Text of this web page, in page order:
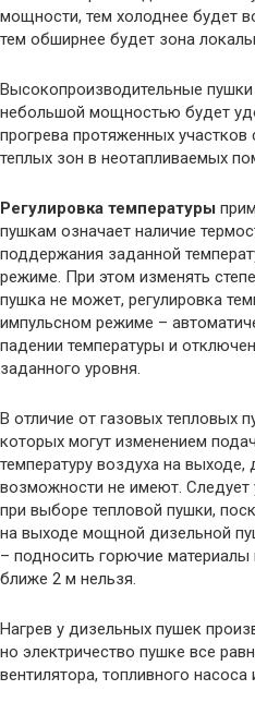
мощности, тем холоднее будет
тем обширнее будет зона
Высокопроизводительные пушки
небольшой мощностью будет
прогрева протяженных участков
теплых зон в неотапливаемых
Регулировка температуры
пушкам означает наличие
поддержания заданной
режиме. При этом изменять
пушка не может, регулировка
импульсном режиме –
падении температуры и
заданного уровня.
В отличие от газовых тепловых
которых могут изменением
температуру воздуха на
возможности не имеют. Следует
при выборе тепловой пушки,
на выходе мощной дизельной
– подносить горючие материалы
ближе 2 м нельзя.
Нагрев у дизельных пушек
но электричество пушке все
вентилятора, топливного насоса